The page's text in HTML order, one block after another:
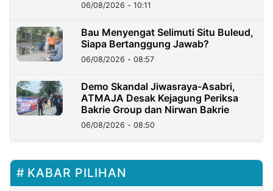
06/08/2026 - 10:11
Bau Menyengat Selimuti Situ Buleud,
Siapa Bertanggung Jawab?
06/08/2026 - 08:57
Demo Skandal Jiwasraya-Asabri,
ATMAJA Desak Kejagung Periksa
Bakrie Group dan Nirwan Bakrie
06/08/2026 - 08:50
KABAR PILIHAN